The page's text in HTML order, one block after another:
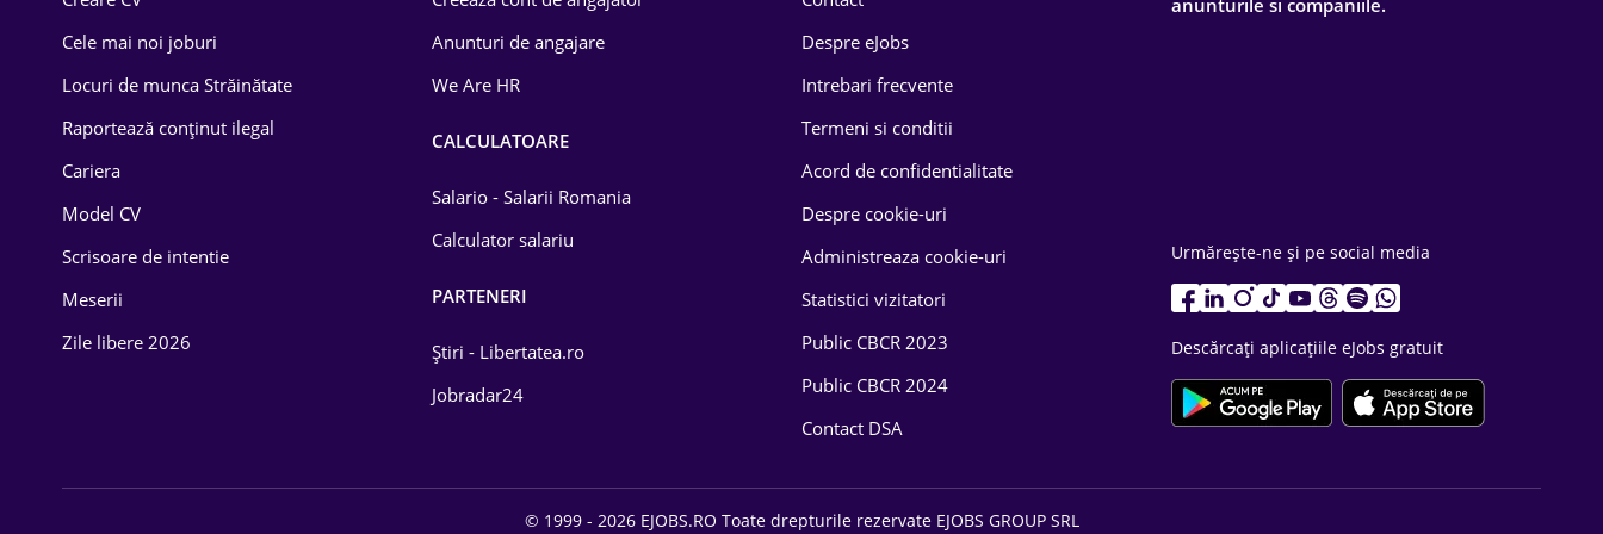
Drept
Educație / Training
Energetică
Farma
Cele mai noi joburi
Locuri de munca Străinătate
Raportează conținut ilegal
Cariera
Model CV
Scrisoare de intentie
Meserii
Zile libere 2026
Anunturi de angajare
We Are HR
CALCULATOARE
Salario - Salarii Romania
Calculator salariu
PARTENERI
Știri - Libertatea.ro
Jobradar24
Despre eJobs
Intrebari frecvente
Termeni si conditii
Acord de confidentialitate
Despre cookie-uri
Administreaza cookie-uri
Statistici vizitatori
Public CBCR 2023
Public CBCR 2024
Contact DSA
anunturile si companiile.
Urmărește-ne și pe social media
Descărcați aplicațiile eJobs gratuit
© 1999 - 2026 EJOBS.RO Toate drepturile rezervate EJOBS GROUP SRL